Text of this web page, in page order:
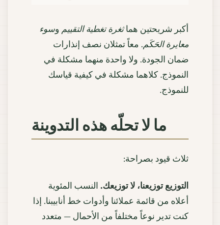
أكبر شريحتين هماثغرة تغطية التقييم وسوء
معايرة الحَكَم. معاً تمثلان نصف إنذارات
ضمان الجودة. ولا واحدة منهما مشكلة في
النموذج. كلاهما مشكلة في كيفية قياسك
للنموذج.
ما لا تحلّه هذه التدوينة
ثلاث قيود بصراحة:
التوزيع توزيعنا، لا توزيعك. النسب المئوية
أعلاه من قائمة عملائنا وأدوات خط أنابيبنا. إذا
كنت تدير نوعاً مختلفاً من الأحمال — متعدد